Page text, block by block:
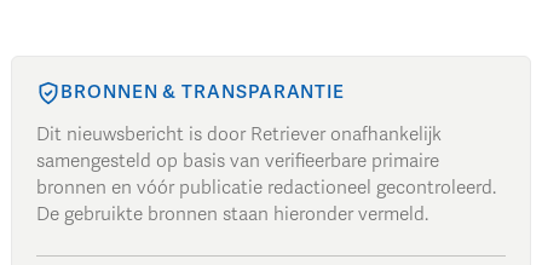
BRONNEN & TRANSPARANTIE
Dit nieuwsbericht is door Retriever onafhankelijk
samengesteld op basis van verifieerbare primaire
bronnen en vóór publicatie redactioneel gecontroleerd.
De gebruikte bronnen staan hieronder vermeld.